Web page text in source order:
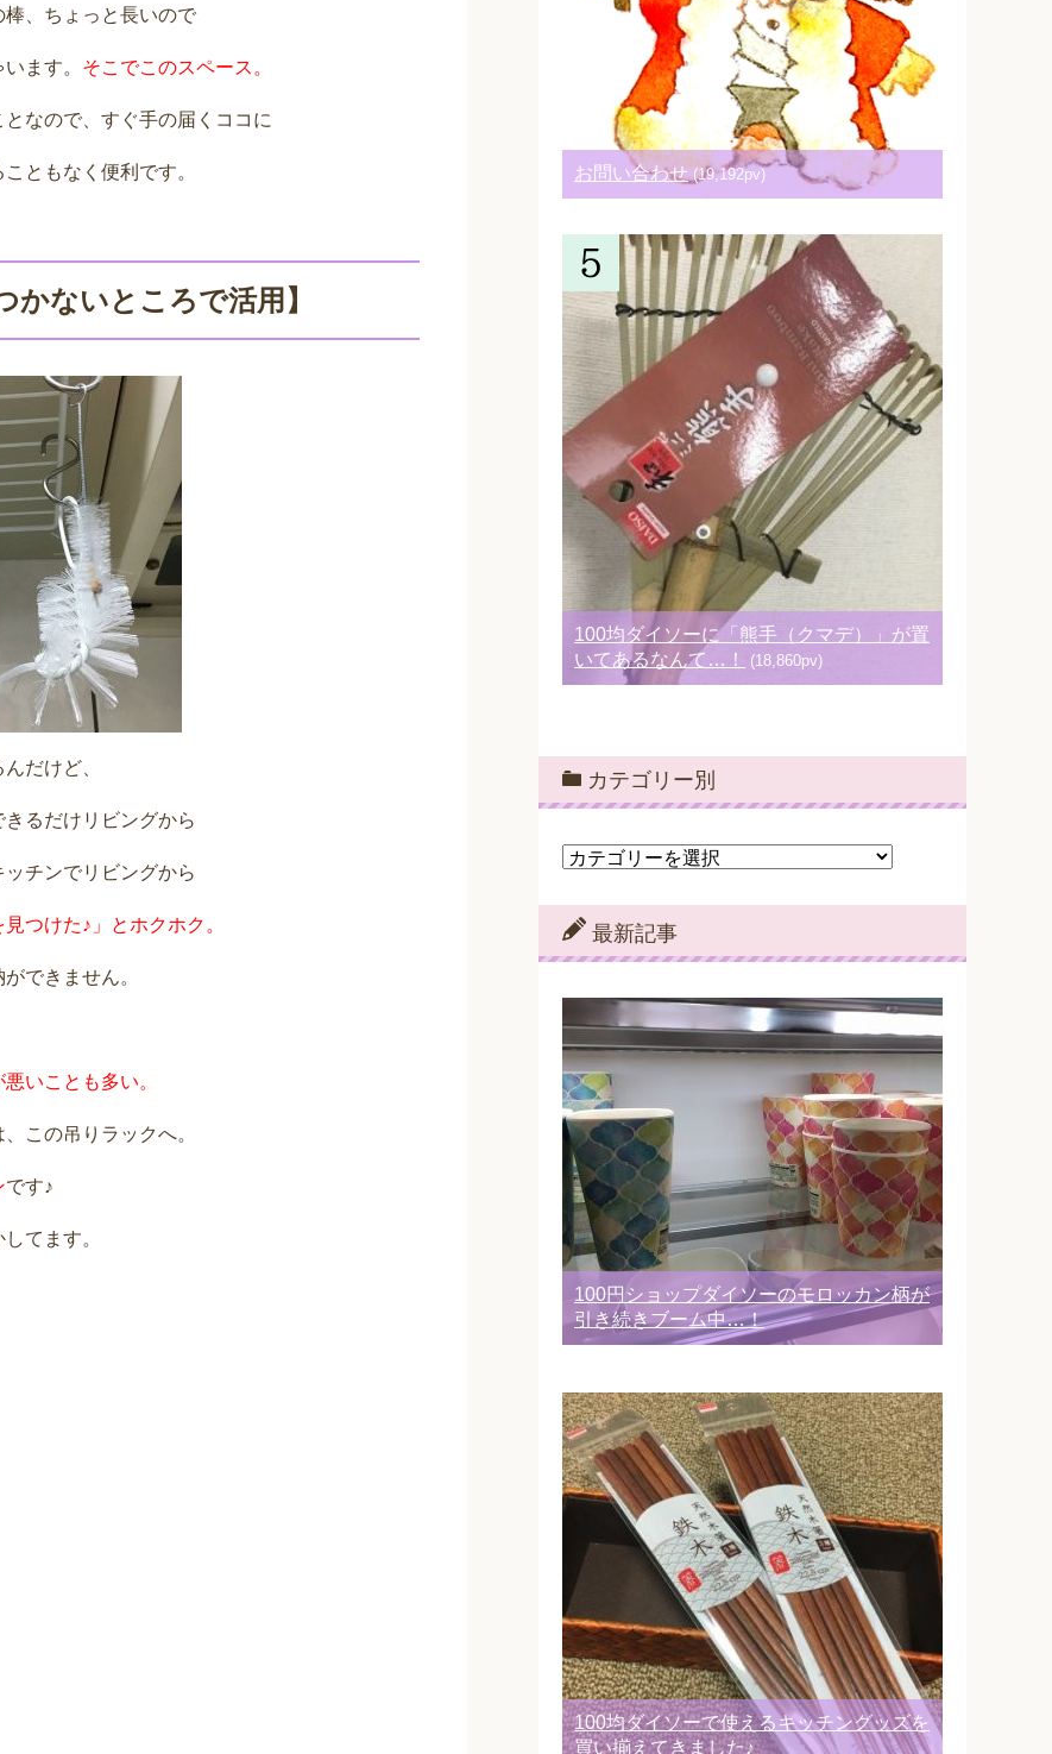
、ちょっと長いので
ます。 そこでこのスペース。
なので、すぐ手の届くココに
ともなく便利です。
かないところで活用】
だけど、
きるだけリビングから
チンでリビングから
つけた♪」とホクホク。
できません。
いことも多い。
この吊りラックへ。
です♪
てます。
お問い合わせ(19,192pv)
100均ダイソーに「熊手（クマデ）」が置
いてあるなんて…！
(18,860pv)
カテゴリー別
カ
ゴ
リ
ー
最新記事
100円ショップダイソーのモロッカン柄が
引き続きブーム中…！
100均ダイソーで使えるキッチングッズを
買い揃えてきました♪